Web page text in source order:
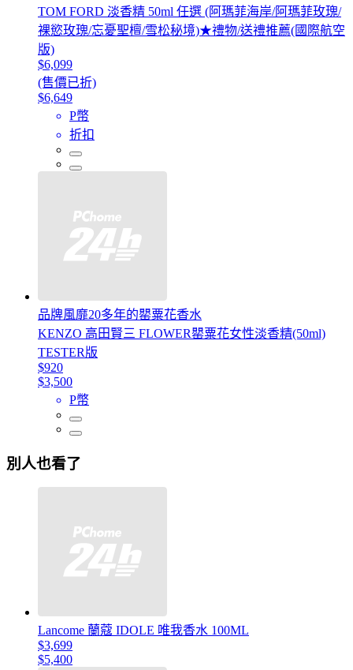
TOM FORD 淡香精 50ml 任選 (阿瑪菲海岸/阿瑪菲玫瑰/
裸慾玫瑰/忘憂聖檀/雪松秘境)★禮物/送禮推薦(國際航空
版)
$6,099
(售價已折)
$6,649
P幣
折扣
品牌風靡20多年的罌粟花香水
KENZO 高田賢三 FLOWER罌粟花女性淡香精(50ml)
TESTER版
$920
$3,500
P幣
別人也看了
Lancome 蘭蔻 IDOLE 唯我香水 100ML
$3,699
$5,400